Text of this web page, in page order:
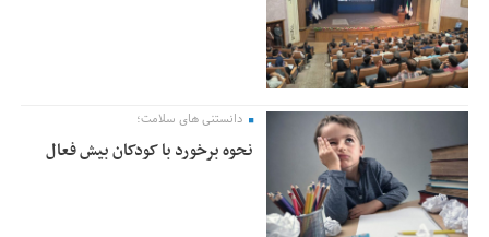
دانستنی های سلامت؛
نحوه برخورد با کودکان بیش فعال